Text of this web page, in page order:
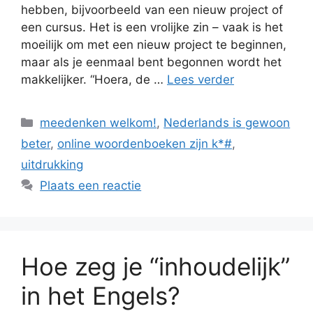
hebben, bijvoorbeeld van een nieuw project of
een cursus. Het is een vrolijke zin – vaak is het
moeilijk om met een nieuw project te beginnen,
maar als je eenmaal bent begonnen wordt het
makkelijker. “Hoera, de … Lees verder
Categorieën
meedenken welkom!, Nederlands is gewoon
beter, online woordenboeken zijn k*#,
uitdrukking
Plaats een reactie
Hoe zeg je “inhoudelijk”
in het Engels?